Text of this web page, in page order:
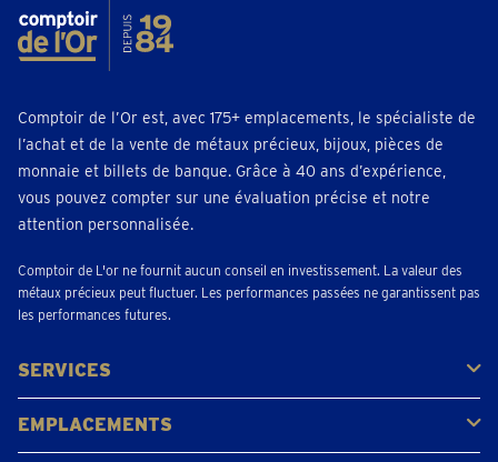
Prendre un rendez-vous
Comptoir de l’Or est, avec 175+ emplacements, le spécialiste de
l’achat et de la vente de métaux précieux, bijoux, pièces de
monnaie et billets de banque. Grâce à 40 ans d’expérience,
vous pouvez compter sur une évaluation précise et notre
attention personnalisée.
Comptoir de L'or ne fournit aucun conseil en investissement. La valeur des
métaux précieux peut fluctuer. Les performances passées ne garantissent pas
les performances futures.
SERVICES
Acheter
Vendre
Vente aux enchères
EMPLACEMENTS
Gerpinnes
Liège
Namur
Waterloo
Woluwe-Saint-Lambert
Voir tous les emplacements